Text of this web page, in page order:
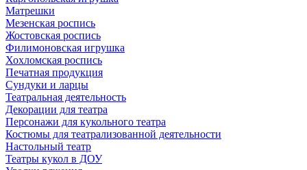
Матрешки
Мезенская роспись
Жостовская роспись
Филимоновская игрушка
Хохломская роспись
Печатная продукция
Сундуки и ларцы
Театральная деятельность
Декорации для театра
Персонажи для кукольного театра
Костюмы для театрализованной деятельности
Настольный театр
Театры кукол в ДОУ